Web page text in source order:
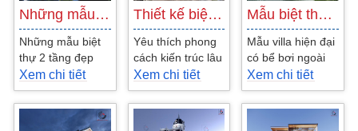
Những mẫu biệt thự 2 tầng đẹp hiện…
Những mẫu biệt
thự 2 tầng đẹp
phong cách hiện
đại, tân cổ điển,
nhà biệt thự 2
Xem chi tiết
Thiết kế biệt thự lâu đài mini 2 tầng…
Yêu thích phong
cách kiến trúc lâu
đài Pháp xa hoa,
lộng lẫy Chủ đầu
tư đã quyết
Xem chi tiết
Mẫu biệt thự 2 tầng cao cấp hiện đại…
Mẫu villa hiện đại
có bể bơi ngoài
trời là một thiết kế
khá phổ biến
được nhiều...
Xem chi tiết